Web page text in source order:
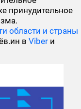
принудительное
области и страны
в Viber и